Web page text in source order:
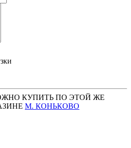
КУПИТЬ ПО ЭТОЙ ЖЕ
М. КОНЬКОВО